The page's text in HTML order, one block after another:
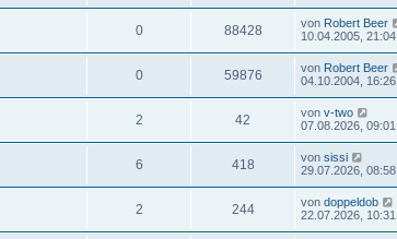
0 88428 von Robert Beer
10.04.2005, 21:04
0 59876 von Robert Beer
04.10.2004, 16:26
2 42 von v-two
07.08.2026, 09:01
6 418 von sissi
29.07.2026, 08:58
2 244 von doppeldob
22.07.2026, 10:31